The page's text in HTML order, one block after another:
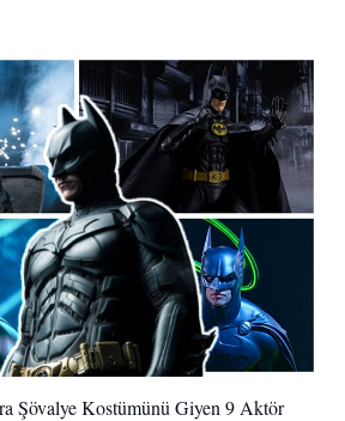
Şövalye Kostümünü Giyen 9 Aktör